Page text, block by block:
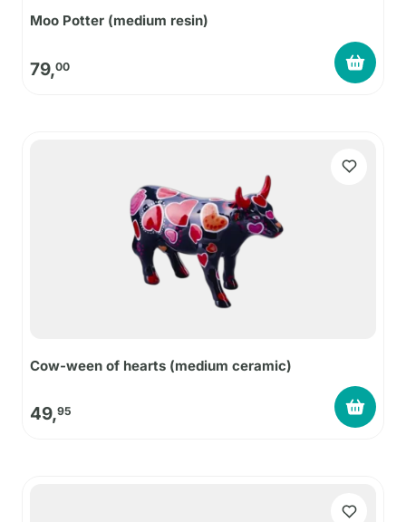
Moo Potter (medium resin)
79,00
Cow-ween of hearts (medium ceramic)
49,95